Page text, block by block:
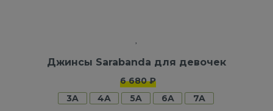
Джинсы Sarabanda для девочек
6 680 ₽
3A
4A 5A 6A 7A